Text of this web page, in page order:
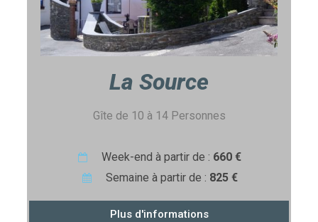
La Source
Gîte de 10 à 14 Personnes
Week-end à partir de : 660 €
Semaine à partir de : 825 €
Plus d'informations